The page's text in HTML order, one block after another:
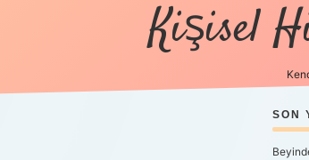
Kişisel
SON